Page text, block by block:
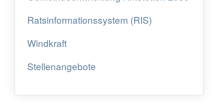
Ratsinformationssystem (RIS)
Windkraft
Stellenangebote